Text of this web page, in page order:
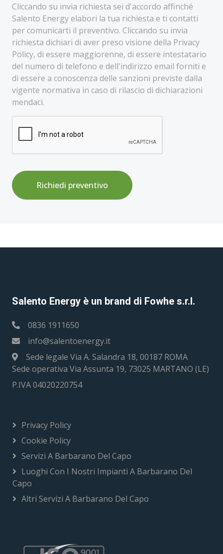
Cliccando su invia richiesta sei d'accordo affinché
Salento Energy elabori la tua richiesta e ti contatti
per comunicarti il preventivo. Cliccando su invia
richiesta dichiari di aver preso visione della Privacy
Policy, di essere maggiorenne, di essere intestatario
del numero di telefono e dell'indirizzo email forniti e
di essere a conoscenza delle sanzioni previste dalla
vigente normativa in caso di rilascio di dichiarazioni
mendaci.
Richiedi preventivo
Salento Energy è un brand di Fowhe s.r.l.
0836 1911650
info@salentoenergy.it
Sede legale Via A. Salandra 18, 00187 ROMA
Sede operativa Via Assunta 19, 73025 MARTANO (LE)
P.IVA 04020220754
Privacy Policy
Cookie Policy
Servizi A Barbarano Del Capo
Luoghi Con I Nostri Impianti A Barbarano Del
Capo
Altri Servizi A Barbarano Del Capo